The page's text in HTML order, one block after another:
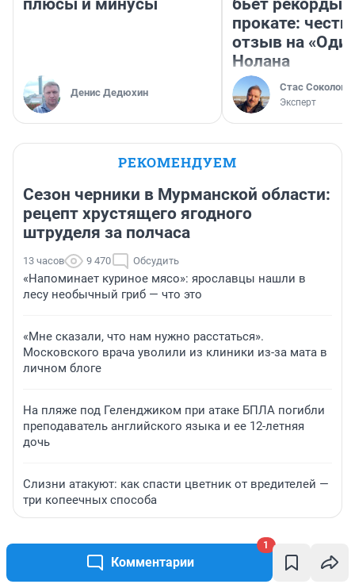
Комментарии
1
плюсы и минусы
Денис Дедюхин
бьет рекорды в
прокате:
отзыв на
Нолана
Стас Соколов
Эксперт
РЕКОМЕНДУЕМ
Сезон черники в Мурманской области:
рецепт хрустящего ягодного
штруделя за полчаса
13 часов 9 470 Обсудить
«Напоминает куриное мясо»: ярославцы нашли в
лесу необычный гриб — что это
«Мне сказали, что нам нужно расстаться».
Московского врача уволили из клиники из-за мата в
личном блоге
На пляже под Геленджиком при атаке БПЛА погибли
преподаватель английского языка и ее 12-летняя
дочь
Слизни атакуют: как спасти цветник от вредителей —
три копеечных способа